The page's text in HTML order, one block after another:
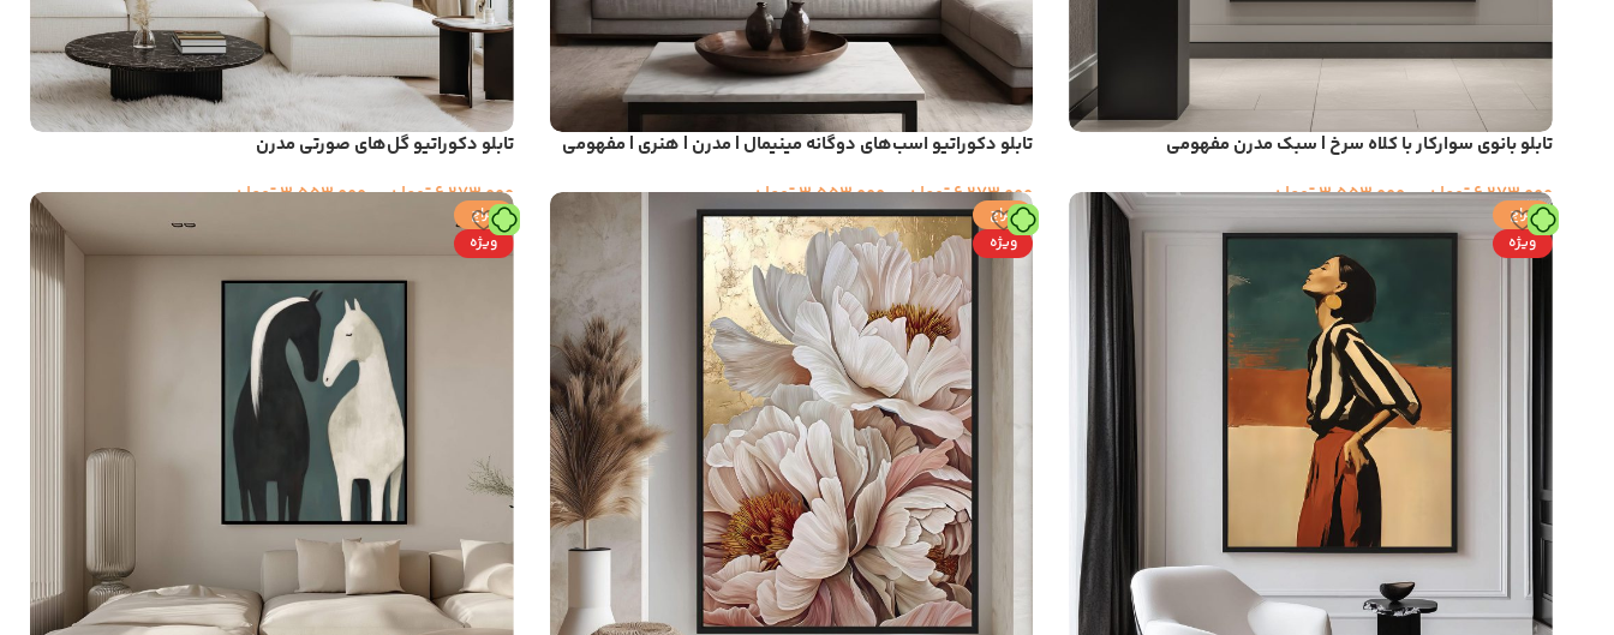
تابلو بانوی سوارکار با کلاه سرخ | سبک مدرن مفهومی
6,273,000تومان–
3,553,000تومان
تابلو دکوراتیو اسب‌های دوگانه مینیمال | مدرن | هنری | مفهومی
6,273,000تومان–
3,553,000تومان
تابلو دکوراتیو گل‌های صورتی مدرن
6,273,000تومان–
3,553,000تومان
حراج
ویژه
حراج
ویژه
حراج
ویژه